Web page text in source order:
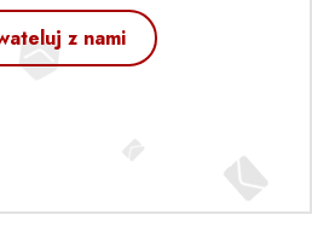
z nami